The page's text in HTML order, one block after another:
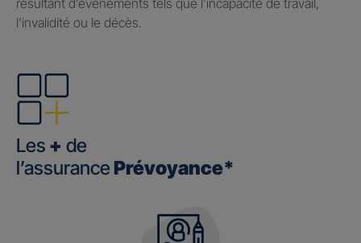
résultant d’événements tels que l’incapacité de travail,
l’invalidité ou le décès.
Les + de
l’assurance Prévoyance*